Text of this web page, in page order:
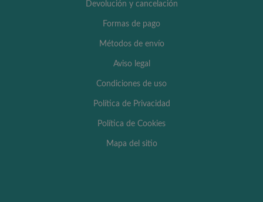
Devolución y cancelación
Formas de pago
Métodos de envío
Aviso legal
Condiciones de uso
Política de Privacidad
Política de Cookies
Mapa del sitio